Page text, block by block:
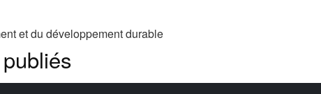
et du développement durable